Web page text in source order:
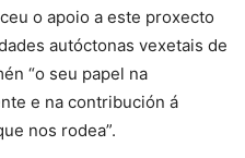
o apoio a este proxecto
autóctonas vexetais de
“o seu papel na
e na contribución á
nos rodea”.